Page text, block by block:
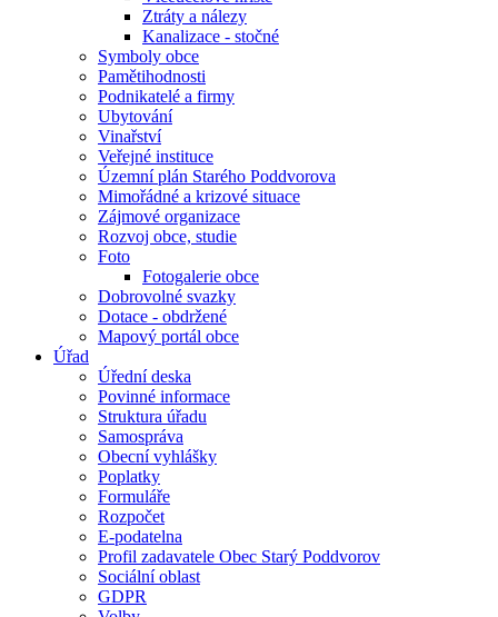
Ztráty a nálezy
Kanalizace - stočné
Symboly obce
Pamětihodnosti
Podnikatelé a firmy
Ubytování
Vinařství
Veřejné instituce
Územní plán Starého Poddvorova
Mimořádné a krizové situace
Zájmové organizace
Rozvoj obce, studie
Foto
Fotogalerie obce
Dobrovolné svazky
Dotace - obdržené
Mapový portál obce
Úřad
Úřední deska
Povinné informace
Struktura úřadu
Samospráva
Obecní vyhlášky
Poplatky
Formuláře
Rozpočet
E-podatelna
Profil zadavatele Obec Starý Poddvorov
Sociální oblast
GDPR